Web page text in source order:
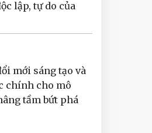
lập, tự do của
mới sáng tạo và
chính cho mô
tầm bứt phá